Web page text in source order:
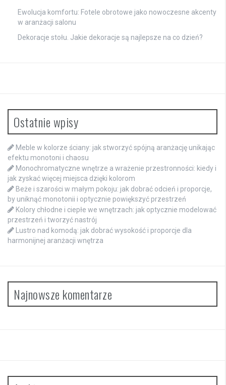
Ewolucja komfortu: Fotele obrotowe jako nowoczesne akcenty
w aranżacji salonu
Dekoracje stołu. Jakie dekoracje są najlepsze na co dzień?
Ostatnie wpisy
Meble w kolorze ściany: jak stworzyć spójną aranżację unikając
efektu monotoni i chaosu
Monochromatyczne wnętrze a wrażenie przestronności: kiedy i
jak zyskać więcej miejsca dzięki kolorom
Beże i szarości w małym pokoju: jak dobrać odcień i proporcje,
by uniknąć monotonii i optycznie powiększyć przestrzeń
Kolory chłodne i ciepłe we wnętrzach: jak optycznie modelować
przestrzeń i tworzyć nastrój
Lustro nad komodą: jak dobrać wysokość i proporcje dla
harmonijnej aranżacji wnętrza
Najnowsze komentarze